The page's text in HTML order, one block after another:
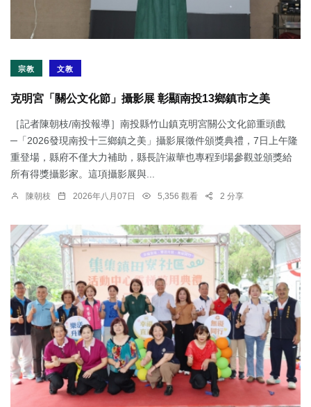
宗教 文教
克明宮「關公文化節」攝影展 彰顯南投13鄉鎮市之美
［記者陳朝枝/南投報導］南投縣竹山鎮克明宮關公文化節重頭戲
─「2026發現南投十三鄉鎮之美」攝影展徵件頒獎典禮，7日上午隆
重登場，縣府不僅大力補助，縣長許淑華也專程到場參觀並頒獎給
所有得獎攝影家。這項攝影展與...
陳朝枝 2026年八月07日 5,356 觀看 2 分享